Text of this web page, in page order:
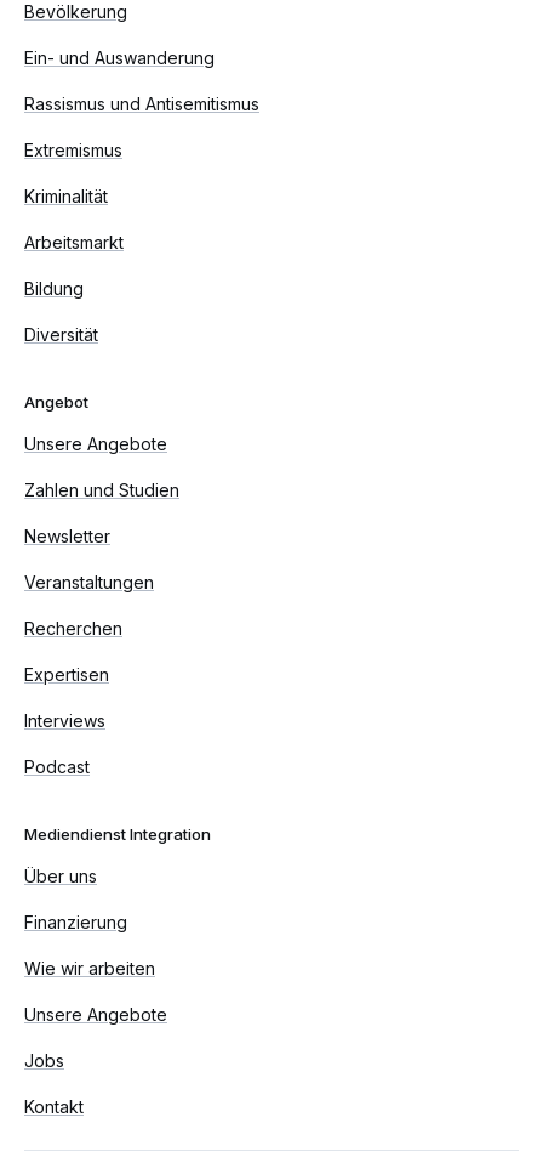
Bevölkerung
Ein- und Auswanderung
Rassismus und Antisemitismus
Extremismus
Kriminalität
Arbeitsmarkt
Bildung
Diversität
Angebot
Unsere Angebote
Zahlen und Studien
Newsletter
Veranstaltungen
Recherchen
Expertisen
Interviews
Podcast
Mediendienst Integration
Über uns
Finanzierung
Wie wir arbeiten
Unsere Angebote
Jobs
Kontakt